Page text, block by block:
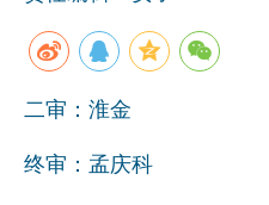
二审：淮金
终审：孟庆科